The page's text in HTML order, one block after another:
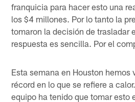
franquicia para hacer esto una
los $4 millones. Por lo tanto la
tomaron la decisión de trasladar
respuesta es sencilla. Por el
Esta semana en Houston hemos
récord en lo que se refiere a
equipo ha tenido que tomar esto